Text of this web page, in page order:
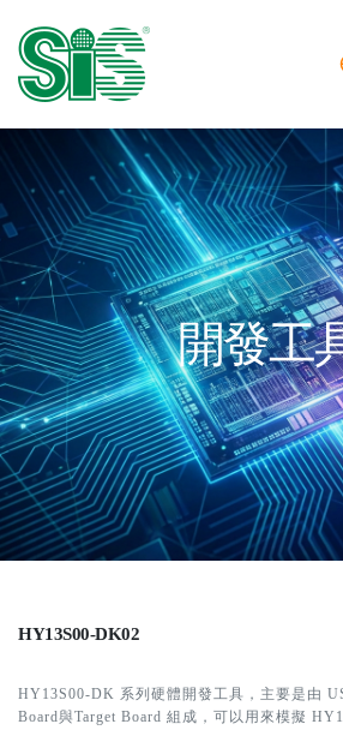
開發工
HY13S00-DK02
HY13S00-DK 系列硬體開發工具，主要是由
Board與Target Board 組成，可以用來模擬